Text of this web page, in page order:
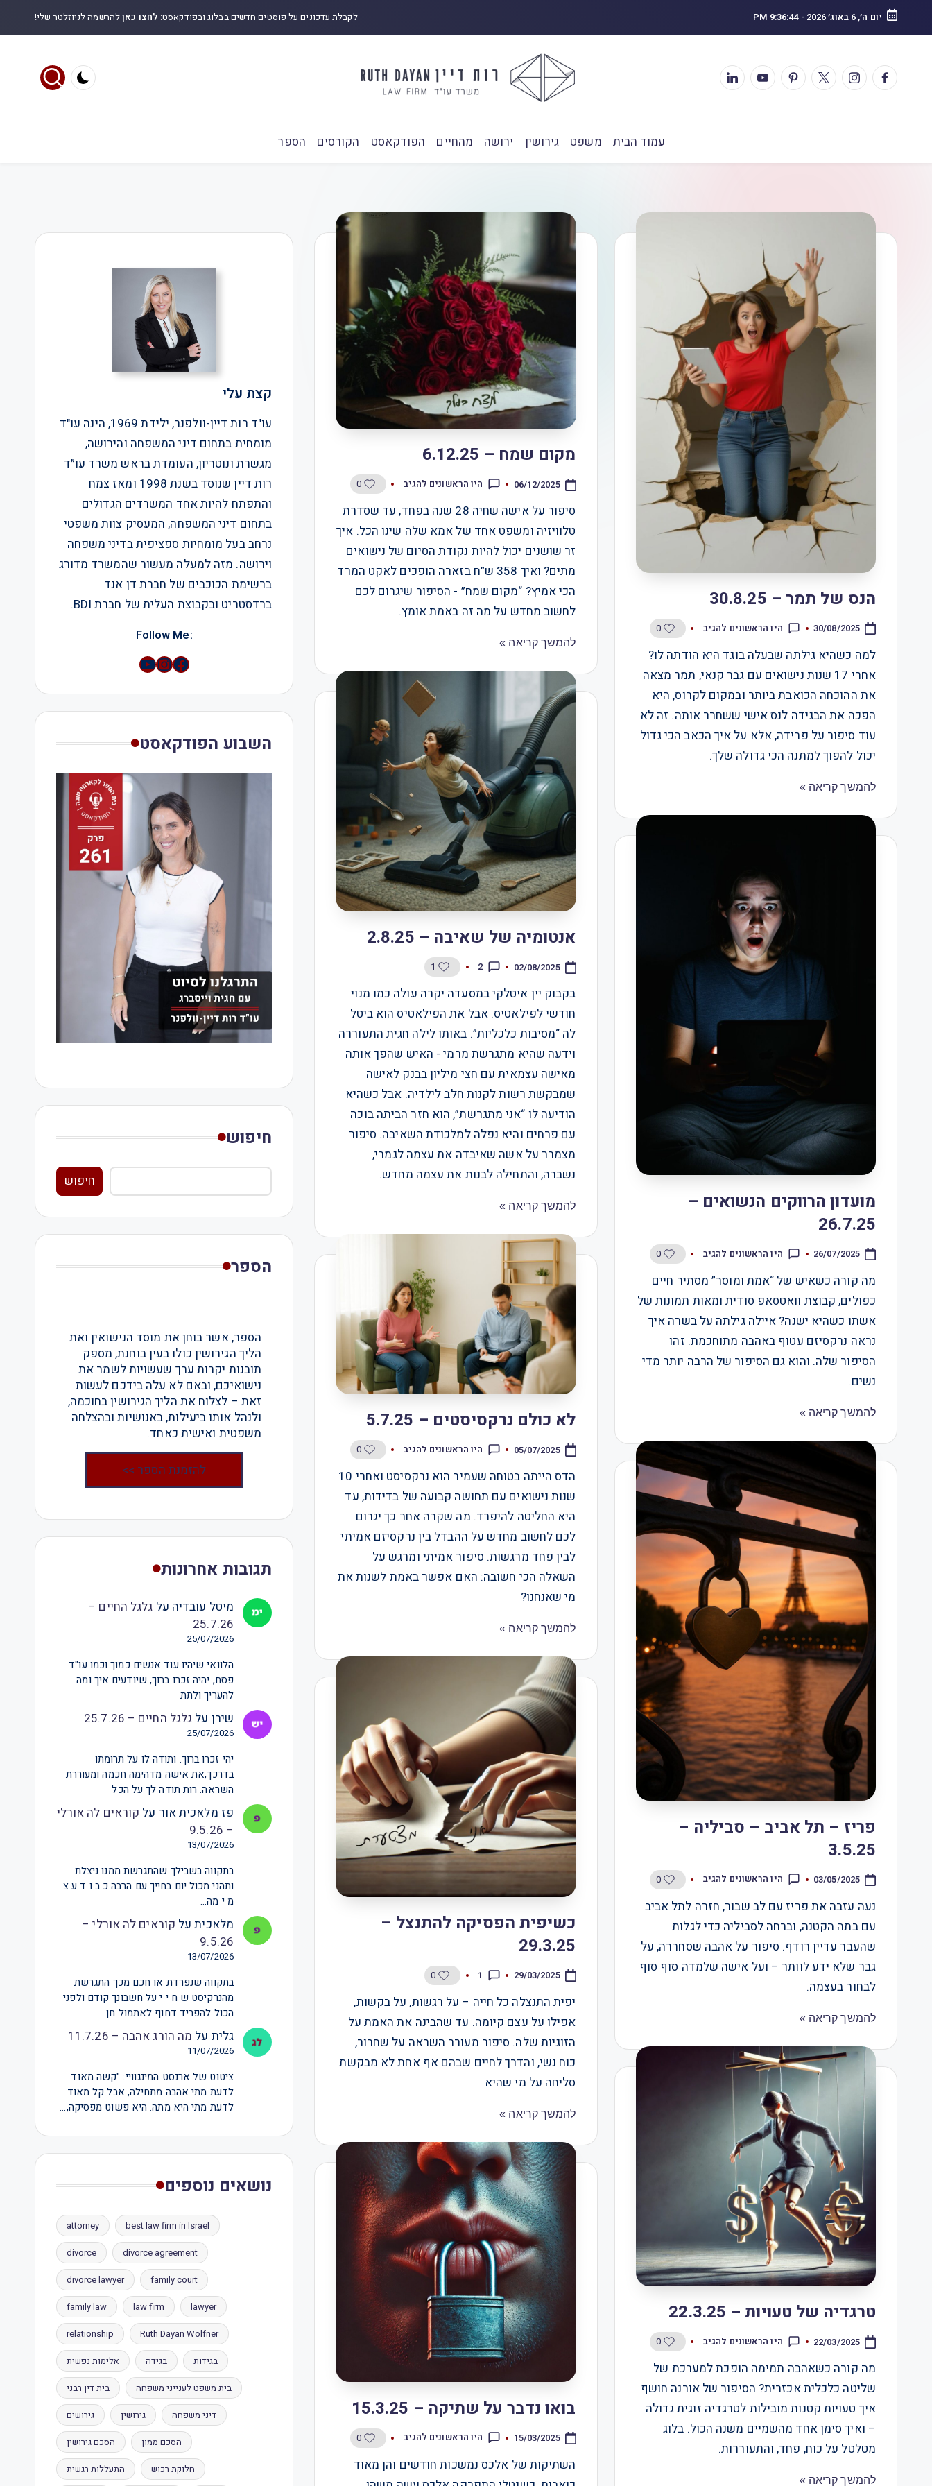
יום ה׳, 6 באוג׳ 2026 -
9:36:46 PM לקבלת עדכונים על פוסטים חדשים בבלוג ובפודקאסט: לחצו כאןלהרשמה לניוזלטר שלי!
עמוד הבית משפט גירושין ירושה מהחיים הפודקאסט הקורסים הספר
מקום שמח – 6.12.25
06/12/2025 היו הראשונים להגיב 0
סיפור על אישה שחיה 28 שנה בפחד, עד שסדרת
טלוויזיה ומשפט אחד של אמא שלה שינו הכל. איך
זר שושנים יכול להיות נקודת הסיום של נישואים
מתים? ואיך 358 ש”ח בזארה הופכים לאקט המרד
הכי אמיץ? “מקום שמח” - הסיפור שיגרום לכם
לחשוב מחדש על מה זה באמת אומץ.
להמשך קריאה »
הנס של תמר – 30.8.25
30/08/2025 היו הראשונים להגיב 0
למה כשהיא גילתה שבעלה בוגד היא הודתה לו?
אחרי 17 שנות נישואים עם גבר קנאי, תמר מצאה
את ההוכחה הכואבת ביותר ובמקום לקרוס, היא
הפכה את הבגידה לנס אישי ששחרר אותה. זה לא
עוד סיפור על פרידה, אלא על איך הכאב הכי גדול
יכול להפוך למתנה הכי גדולה שלך.
להמשך קריאה »
אנטומיה של שאיבה – 2.8.25
02/08/2025
2
1
בקבוק יין איטלקי במסעדה יקרה עולה כמו מנוי
חודשי לפילאטיס. אבל את הפילאטיס הוא ביטל
לה “מסיבות כלכליות”. באותו לילה חגית התעוררה
וידעה שהיא מתגרשת מרמי - האיש שהפך אותה
מאישה עצמאית עם חצי מיליון בבנק לאישה
שמבקשת רשות לקנות חלב לילדיה. אבל כשהיא
הודיעה לו “אני מתגרשת”, הוא חזר הביתה בוכה
עם פרחים והיא נפלה למלכודת השאיבה. סיפור
מצמרר על אשה שאיבדה את עצמה לגמרי,
נשברה, והתחילה לבנות את עצמה מחדש.​​​​​​​​​​​​​​​​
להמשך קריאה »
מועדון הרווקים הנשואים –
26.7.25
26/07/2025 היו הראשונים להגיב 0
מה קורה כשאיש של “אמת ומוסר” מסתיר חיים
כפולים, קבוצת וואטסאפ סודית ומאות תמונות של
אשתו כשהיא ישנה? איילה גילתה על בשרה איך
נראה נרקסיזם עטוף באהבה מתוחכמת. זהו
הסיפור שלה. והוא גם הסיפור של הרבה יותר מדי
נשים.
להמשך קריאה » לא כולם נרקסיסטים – 5.7.25
05/07/2025 היו הראשונים להגיב 0
הדס הייתה בטוחה שעמיר הוא נרקסיסט ואחרי 10
שנות נישואים עם תחושה קבועה של בדידות, עד
היא החליטה להיפרד. מה שקרה אחר כך יגרום
לכם לחשוב מחדש על ההבדל בין נרקסיזם אמיתי
לבין פחד מרגשות. סיפור אמיתי ומרגש על
השאלה הכי חשובה: האם אפשר באמת לשנות את
מי שאנחנו?
להמשך קריאה »
פריז – תל אביב – סביליה –
3.5.25
03/05/2025 היו הראשונים להגיב 0
נעה עזבה את פריז עם לב שבור, חזרה לתל אביב
עם בתה הקטנה, וברחה לסביליה כדי לגלות
שהעבר עדיין רודף. סיפור על אהבה שסחררה, על
גבר שלא ידע לוותר – ועל אישה שלמדה סוף סוף
לבחור בעצמה.
להמשך קריאה »
כשיפית הפסיקה להתנצל –
29.3.25
29/03/2025
1
0
יפית התנצלה כל חייה – על רגשות, על בקשות,
אפילו על עצם קיומה. עד שהבינה את האמת על
הזוגיות שלה. סיפור מעורר השראה על שחרור,
כוח נשי, והדרך לחיים שבהם אף אחת לא מבקשת
סליחה על מי שהיא
להמשך קריאה »
טרגדיה של טעויות – 22.3.25
22/03/2025 היו הראשונים להגיב 0
מה קורה כשאהבה תמימה הופכת למערכת של
שליטה כלכלית אכזרית? הסיפור של אורנה חושף
איך טעויות קטנות מובילות לטרגדיה זוגית גדולה
– ואיך סימן אחד מהשמיים משנה הכול. בלוג
מטלטל על כוח, פחד, והתעוררות.
להמשך קריאה »
בואו נדבר על שתיקה – 15.3.25
15/03/2025 היו הראשונים להגיב 0
השתיקות של אלכס נמשכות חודשים והן מאוד
קצת עלי
עו"ד רות דיין-וולפנר, ילידת 1969, הינה עו"ד
מומחית בתחום דיני המשפחה והירושה,
מגשרת ונוטריון, העומדת בראש משרד עו״ד
רות דיין שנוסד בשנת 1998 ומאז צמח
והתפתח להיות אחד המשרדים הגדולים
בתחום דיני המשפחה, המעסיק צוות משפטי
נרחב בעל מומחיות ספציפית בדיני משפחה
וירושה. מזה למעלה מעשור שהמשרד מדורג
ברשימת הכוכבים של חברת דן אנד
ברדסטריט ובקבוצת העלית של חברת BDI.
:Follow Me
Instagram
YouTube
השבוע הפודקאסט
חיפוש
חיפוש
הספר
הספר, אשר בוחן את מוסד הנישואין ואת
הליך הגירושין כולו בעין בוחנת, מספק
תובנות יקרות ערך שעשויות לשמר את
נישואיכם, ובאם לא עלה בידכם לעשות
זאת – לצלוח את הליך הגירושין בחוכמה,
ולנהל אותו ביעילות, באנושיות ובהצלחה
משפטית ואישית כאחד.
להזמנת הספר >>
תגובות אחרונות
מיטל עובדיה על גלגל החיים –
25.7.26
25/07/2026
הלוואי שיהיו עוד אנשים כמוך וכמו עו"ד
פסח, יהיה זכרו ברוך, שיודעים איך ומה
להעריך ולתת
שירן על גלגל החיים – 25.7.26
25/07/2026
יהי זכרו ברוך. ותודה לו על תרומתו
בדרכך,את אישה מדהימה חכמה ומעוררת
השראה. רות תודה לך על הכל
פז מלאכית אור על קוראים לה אורלי
– 9.5.26
13/07/2026
בתקווה בשבילך שהתגרשת ממנו ניצלת
ותהני מכול יום בחייך עם הרבה כ ב ו ד ע צ
מ י מה…
מלאכיתעל קוראים לה אורלי –
9.5.26
13/07/2026
בתקווה שנפרדת או חכם מכך התגרשת
מהנרקיסט ש ח י י על חשבונך קודם ולפני
הכול להפריד דחוף לאתמול חן…
גלית על מה הורג אהבה – 11.7.26
11/07/2026
ציטוט של ארנסט המינגוויי: "קשה מאוד
לדעת מתי אהבה מתחילה, אבל קל מאוד
לדעת מתי היא מתה. היא פשוט מפסיקה,…
נושאים נוספים
attorney best law firm in Israel
divorce divorce agreement
divorce lawyer family court
family law law firm lawyer
relationship Ruth Dayan Wolfner
אלימות נפשית בגידה בגידות
בית דין רבני בית משפט לענייני משפחה
גירושים גירושין דיני משפחה
הסכם גירושין הסכם ממון
התעללות רגשית חלוקת רכוש